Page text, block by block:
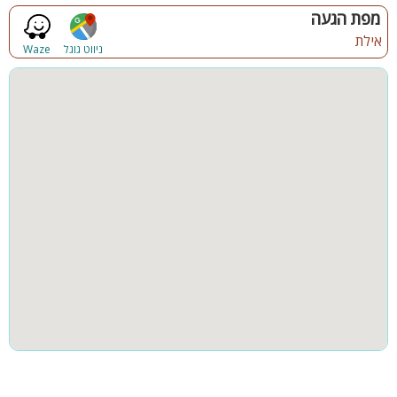
סלון מרווח ומעוצב עם מסך צפייה גדול
מטבח הכולל:מכונת אספרסו ופינת קפה, בר מים,מקרר גדול
ומקפיא, מדיח כלים
תנור אפייה וכיריים חשמליות, מיקרוגל וטוסטר
המתחם החיצוני:
פינות ישיבה תאורת גן
Waze ניווט גוגל
מפת הגעה
אילת